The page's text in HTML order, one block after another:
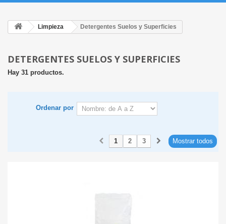
Limpieza Detergentes Suelos y Superficies
DETERGENTES SUELOS Y SUPERFICIES
Hay 31 productos.
Ordenar por
Mostrar todos
1 2 3